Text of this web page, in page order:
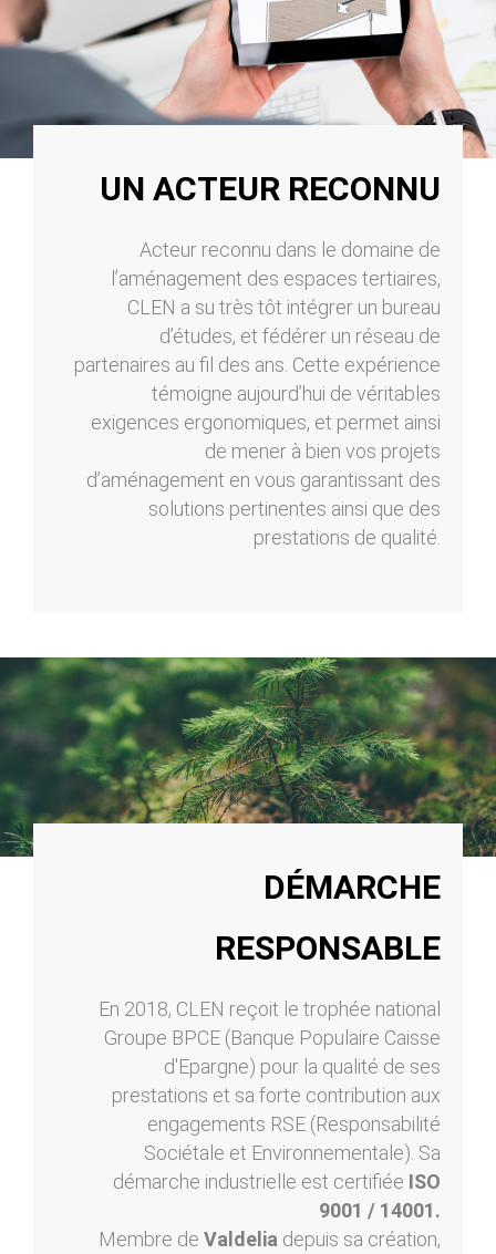
UN ACTEUR RECONNU
Acteur reconnu dans le domaine de
l’aménagement des espaces tertiaires,
CLEN a su très tôt intégrer un bureau
d’études, et fédérer un réseau de
partenaires au fil des ans. Cette expérience
témoigne aujourd’hui de véritables
exigences ergonomiques, et permet ainsi
de mener à bien vos projets
d’aménagement en vous garantissant des
solutions pertinentes ainsi que des
prestations de qualité.
DÉMARCHE
RESPONSABLE
En 2018, CLEN reçoit le trophée national
Groupe BPCE (Banque Populaire Caisse
d'Epargne) pour la qualité de ses
prestations et sa forte contribution aux
engagements RSE (Responsabilité
Sociétale et Environnementale). Sa
démarche industrielle est certifiée ISO
9001 / 14001.
Membre de Valdelia depuis sa création,